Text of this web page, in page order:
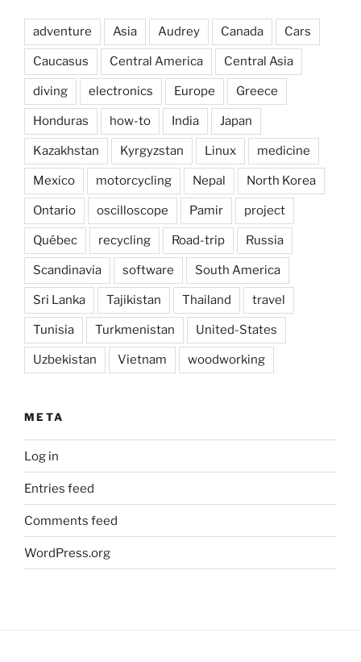
adventure Asia Audrey Canada Cars
Caucasus Central America Central Asia
diving electronics Europe Greece
Honduras how-to India Japan
Kazakhstan Kyrgyzstan Linux medicine
Mexico motorcycling Nepal North Korea
Ontario oscilloscope Pamir project
Québec recycling Road-trip Russia
Scandinavia software South America
Sri Lanka Tajikistan Thailand travel
Tunisia Turkmenistan United-States
Uzbekistan Vietnam woodworking
META
Log in
Entries feed
Comments feed
WordPress.org